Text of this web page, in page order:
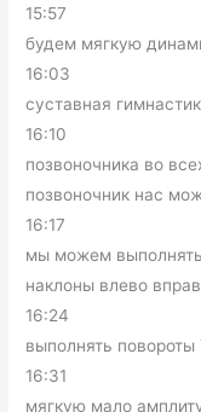
15:57
будем мягкую
16:03
суставная
16:10
позвоночника во
позвоночник нас
16:17
мы можем
наклоны влево
16:24
выполнять
16:31
мягкую мало